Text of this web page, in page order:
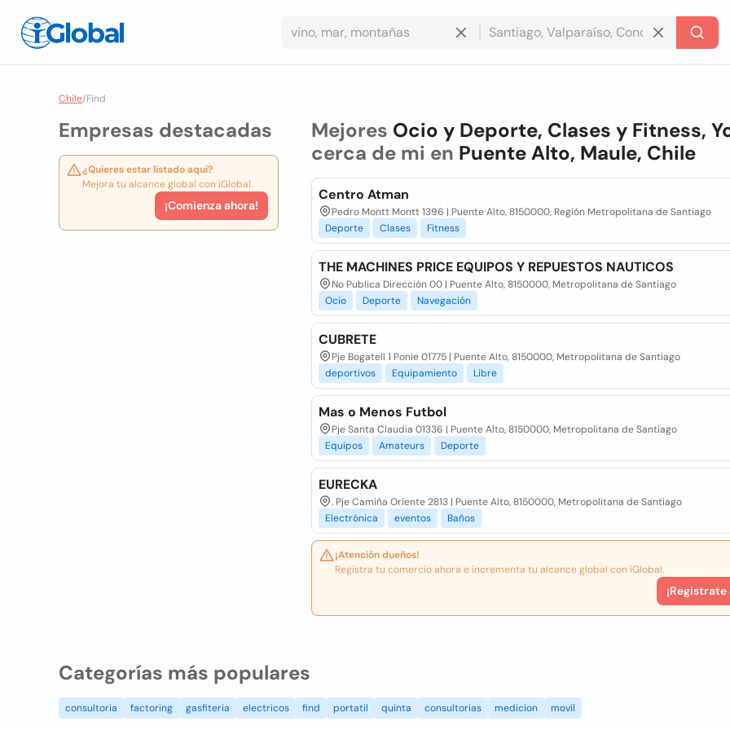
Chile/Find
Empresas destacadas
¿Quieres estar listado aquí?
Mejora tu alcance global con iGlobal.
¡Comienza ahora!
Mejores Ocio y Deporte, Clases y Fitness,
cerca de mi en Puente Alto, Maule, Chile
Centro Atman
Pedro Montt Montt 1396 | Puente Alto, 8150000, Región Metropolitana de Santiago
Deporte
Clases Fitness
THE MACHINES PRICE EQUIPOS Y REPUESTOS NAUTICOS
No Publica Dirección 00 | Puente Alto, 8150000, Metropolitana de Santiago
Ocio
Deporte Navegación
CUBRETE
Pje Bogatell 1 Ponie 01775 | Puente Alto, 8150000, Metropolitana de Santiago
deportivos
Equipamiento Libre
Mas o Menos Futbol
Pje Santa Claudia 01336 | Puente Alto, 8150000, Metropolitana de Santiago
Equipos
Amateurs Deporte
EURECKA
. Pje Camiña Oriente 2813 | Puente Alto, 8150000, Metropolitana de Santiago
Electrónica
eventos Baños
¡Atención dueños!
Registra tu comercio ahora e incrementa tu alcance global con iGlobal.
¡Registrate
Categorías más populares
consultoria factoring gasfiteria electricos find portatil quinta consultorias medicion movil